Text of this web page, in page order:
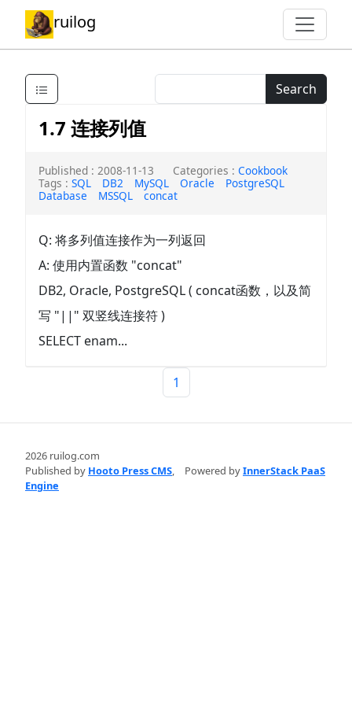
ruilog
Search
1.7 连接列值
Published : 2008-11-13 Categories : Cookbook
Tags : SQL DB2 MySQL Oracle
PostgreSQL
Database
MSSQL concat
Q: 将多列值连接作为一列返回
A: 使用内置函数 "concat"
DB2, Oracle, PostgreSQL ( concat函数，以及简
写 "||" 双竖线连接符 )
SELECT enam...
1
2026 ruilog.com
Published by Hooto Press CMS, Powered byInnerStack PaaS
Engine